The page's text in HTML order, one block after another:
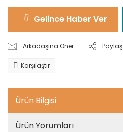
Gelince Haber Ver
Arkadaşına Öner Paylaş
Karşılaştır
Ürün Bilgisi
Ürün Yorumları